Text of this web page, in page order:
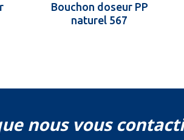
Bouchon doseur PP
naturel 567
nous vous